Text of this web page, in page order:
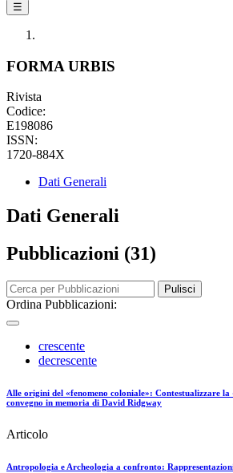
☰
FORMA URBIS
Rivista
Codice:
E198086
ISSN:
1720-884X
Dati Generali
Dati Generali
Pubblicazioni (31)
Pulisci
Ordina Pubblicazioni:
crescente
decrescente
Alle origini del «fenomeno coloniale»: Contestualizzare la
convegno in memoria di David Ridgway
Articolo
Antropologia e Archeologia a confronto: